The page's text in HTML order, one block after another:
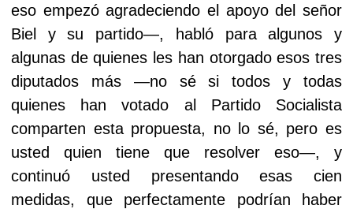
eso empezó agradeciendo el apoyo del señor
Biel y su partido—, habló para algunos y
algunas de quienes les han otorgado esos tres
diputados más —no sé si todos y todas
quienes han votado al Partido Socialista
comparten esta propuesta, no lo sé, pero es
usted quien tiene que resolver eso—, y
continuó usted presentando esas cien
medidas, que perfectamente podrían haber